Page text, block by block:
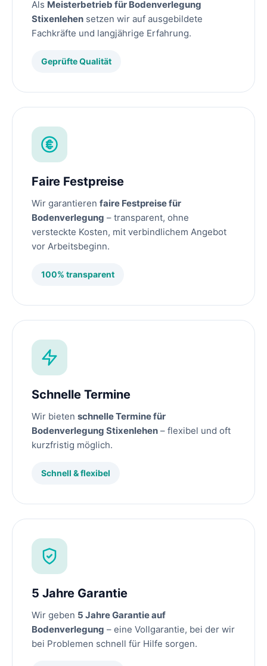
Als Meisterbetrieb für Bodenverlegung
Stixenlehen setzen wir auf ausgebildete
Fachkräfte und langjährige Erfahrung.
Geprüfte Qualität
Faire Festpreise
Wir garantieren faire Festpreise für
Bodenverlegung – transparent, ohne
versteckte Kosten, mit verbindlichem Angebot
vor Arbeitsbeginn.
100% transparent
Schnelle Termine
Wir bieten schnelle Termine für
Bodenverlegung Stixenlehen – flexibel und oft
kurzfristig möglich.
Schnell & flexibel
5 Jahre Garantie
Wir geben 5 Jahre Garantie auf
Bodenverlegung – eine Vollgarantie, bei der wir
bei Problemen schnell für Hilfe sorgen.